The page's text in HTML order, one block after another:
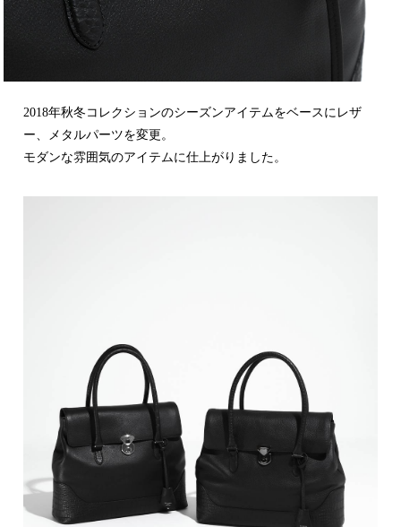
2018年秋冬コレクションのシーズンアイテムをベースにレザ
ー、メタルパーツを変更。
モダンな雰囲気のアイテムに仕上がりました。